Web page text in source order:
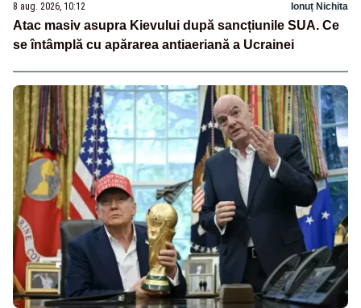
8 aug. 2026, 10:12 Ionuț Nichita
Atac masiv asupra Kievului după sancțiunile SUA. Ce
se întâmplă cu apărarea antiaeriană a Ucrainei